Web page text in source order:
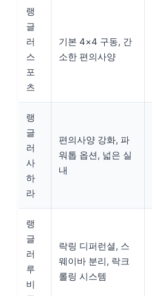
랭
글
러
스
포
츠
기본 4×4 구동, 간
소한 편의사양
랭
글
러
사
하
라
편의사양 강화, 파
워톱 옵션, 넓은 실
내
랭
글
러
루
비
락링 디퍼런셜, 스
웨이바 분리, 락크
롤링 시스템